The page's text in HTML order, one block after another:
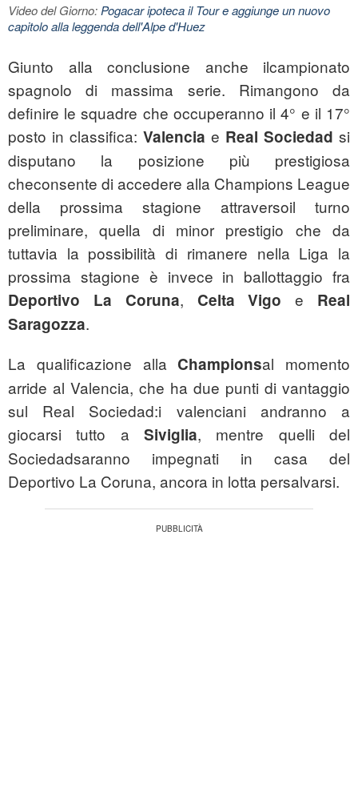
Video del Giorno: Pogacar ipoteca il Tour e aggiunge un nuovo
capitolo alla leggenda dell'Alpe d'Huez
Giunto alla conclusione anche ilcampionato
spagnolo di massima serie. Rimangono da
definire le squadre che occuperanno il 4° e il 17°
posto in classifica: Valencia e Real Sociedad si
disputano la posizione più prestigiosa
checonsente di accedere alla Champions League
della prossima stagione attraversoil turno
preliminare, quella di minor prestigio che da
tuttavia la possibilità di rimanere nella Liga la
prossima stagione è invece in ballottaggio fra
Deportivo La Coruna, Celta Vigo e Real
Saragozza.
La qualificazione alla Championsal momento
arride al Valencia, che ha due punti di vantaggio
sul Real Sociedad:i valenciani andranno a
giocarsi tutto a Siviglia, mentre quelli del
Sociedadsaranno impegnati in casa del
Deportivo La Coruna, ancora in lotta persalvarsi.